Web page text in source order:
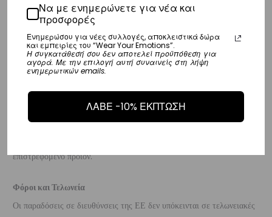
Επιστροφές
Επιστροφές είναι δεκτές εντός 14 ημερών από την ημερομηνία αγοράς
του προϊόντος χωρίς να έχετε την υποχρέωση να αναφέρετε τους
λόγους της επιστροφής, υπό την προϋπόθεση ότι η συσκευασία και το
επιβαρύνουν τον πελάτη . Τα χρήματα θα αποσταλούν σε ένα
τραπεζικό λογαριασμό (Εθνικής, Alpha, Πειραιώς ή Eurobank) που
επιστρεφόμενο προϊόν.
Φόροι και Τελωνεία
Οι παραδόσεις σε διευθύνσεις της ΕΕ δεν υπόκεινται σε τελωνειακές
Να με ενημερώνετε για νέα και
προσφορές
Ενημερώσου για νέες συλλογές, αποκλειστικά δώρα
και εμπειρίες του “Wear Your Emotions”.
Η συγκατάθεσή σου δεν αποτελεί προϋπόθεση για
αγορά. Με την επιλογή αυτή συναινείς στη λήψη
ενημερωτικών emails.
ΛΑΒΕ -10% ΕΚΠΤΩΣΗ